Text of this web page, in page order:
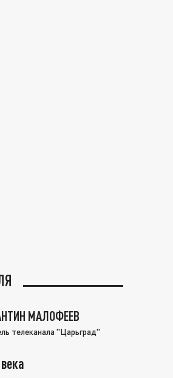
МАЛОФЕЕВ
телеканала "Царьград"